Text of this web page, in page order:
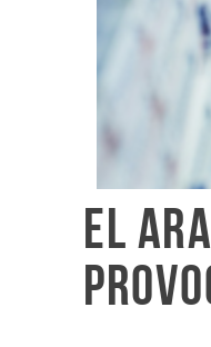
El